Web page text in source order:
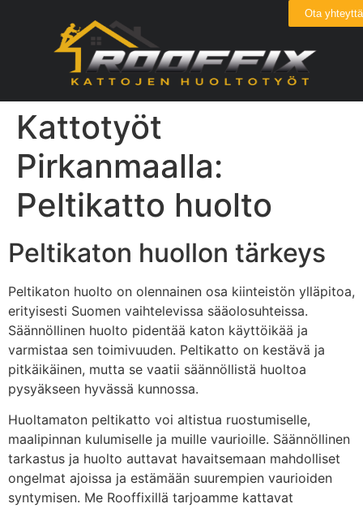
Ota yhteyttä
Kattotyöt
Pirkanmaalla:
Peltikatto huolto
Peltikaton huollon tärkeys
Peltikaton huolto on olennainen osa kiinteistön ylläpitoa,
erityisesti Suomen vaihtelevissa sääolosuhteissa.
Säännöllinen huolto pidentää katon käyttöikää ja
varmistaa sen toimivuuden. Peltikatto on kestävä ja
pitkäikäinen, mutta se vaatii säännöllistä huoltoa
pysyäkseen hyvässä kunnossa.
Huoltamaton peltikatto voi altistua ruostumiselle,
maalipinnan kulumiselle ja muille vaurioille. Säännöllinen
tarkastus ja huolto auttavat havaitsemaan mahdolliset
ongelmat ajoissa ja estämään suurempien vaurioiden
syntymisen. Me Rooffixillä tarjoamme kattavat